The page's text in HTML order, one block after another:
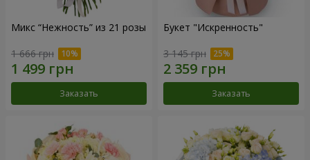
Микс “Нежность” из 21 розы
1 666 грн
Заказать
Букет "Искренность"
3 145 грн
Заказать